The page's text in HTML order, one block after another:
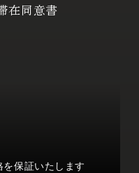
在同意書
保証いたします